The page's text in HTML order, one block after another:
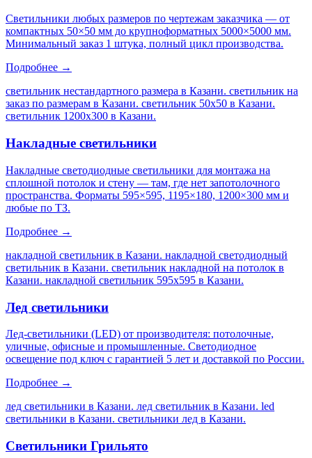
Светильники любых размеров по чертежам заказчика — от
компактных 50×50 мм до крупноформатных 5000×5000 мм.
Минимальный заказ 1 штука, полный цикл производства.
Подробнее →
светильник нестандартного размера в Казани. светильник на
заказ по размерам в Казани. светильник 50х50 в Казани.
светильник 1200х300 в Казани.
Накладные светильники
Накладные светодиодные светильники для монтажа на
сплошной потолок и стену — там, где нет запотолочного
пространства. Форматы 595×595, 1195×180, 1200×300 мм и
любые по ТЗ.
Подробнее →
накладной светильник в Казани. накладной светодиодный
светильник в Казани. светильник накладной на потолок в
Казани. накладной светильник 595х595 в Казани.
Лед светильники
Лед-светильники (LED) от производителя: потолочные,
уличные, офисные и промышленные. Светодиодное
освещение под ключ с гарантией 5 лет и доставкой по России.
Подробнее →
лед светильники в Казани. лед светильник в Казани. led
светильники в Казани. светильники лед в Казани.
Светильники Грильято